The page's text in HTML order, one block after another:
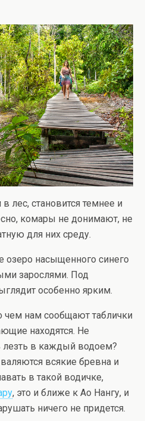
лес, становится темнее и
комары не донимают, не
для них среду.
насыщенного синего
зарослями. Под
особенно ярким.
чем нам сообщают таблички
находятся. Не
лезть в каждый водоем?
всякие бревна и
в такой водичке,
, это и ближе к Ао Нангу, и
ничего не придется.